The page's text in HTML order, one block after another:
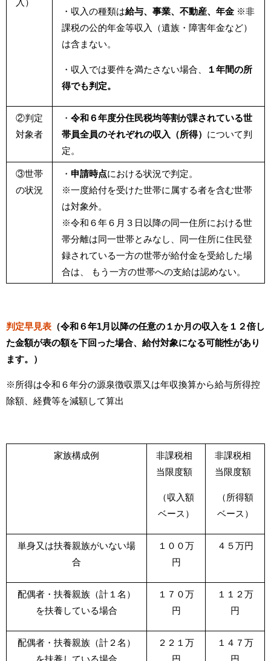
入）
・収入の種類は給与、事業、不動産、年金 ※非
課税の公的年金等収入（遺族・障害年金など）
は含まない。
・収入では要件を満たさない場合、
１年間の所
得でも判定。
②判定
対象者
・ 令和６年度分住民税均等割が課されている世
帯員全員のそれぞれの収入（所得） について判
定。
③世帯
の状況
・ 申請時点における状況で判定。
※一度給付を受けた世帯に属する者を含む世帯
は対象外。
※令和６年６月３日以降の同一住所における世
帯分離は同一世帯とみなし、同一住所に住民登
録されている一方の世帯が給付金を受給した場
合は、 もう一方の世帯への支給は認めない。
判定早見表 （令和６年1月以降の任意の１か月の収入を１２倍し
た金額が表の額を下回った場合、給付対象になる可能性があり
ます。）
※所得は令和６年分の源泉徴収票又は年収換算から給与所得控
除額、経費等を減額して算出
家族構成例
非課税相
当限度額
（収入額
ベース）
非課税相
当限度額
（所得額
ベース）
単身又は扶養親族がいない場
合
１００万
円
４５万円
配偶者・扶養親族（計１名）
を扶養している場合
１７０万
円
１１２万
円
配偶者・扶養親族（計２名）
を扶養している場合
２２１万
円
１４７万
円